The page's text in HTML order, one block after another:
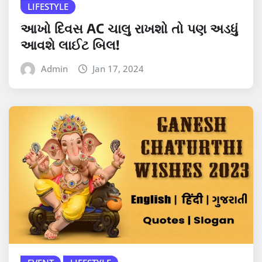
LIFESTYLE
આખો દિવસ AC ચાલુ રાખશો તો પણ અડધું
આવશે લાઈટ બિલ!
Admin Jan 17, 2024